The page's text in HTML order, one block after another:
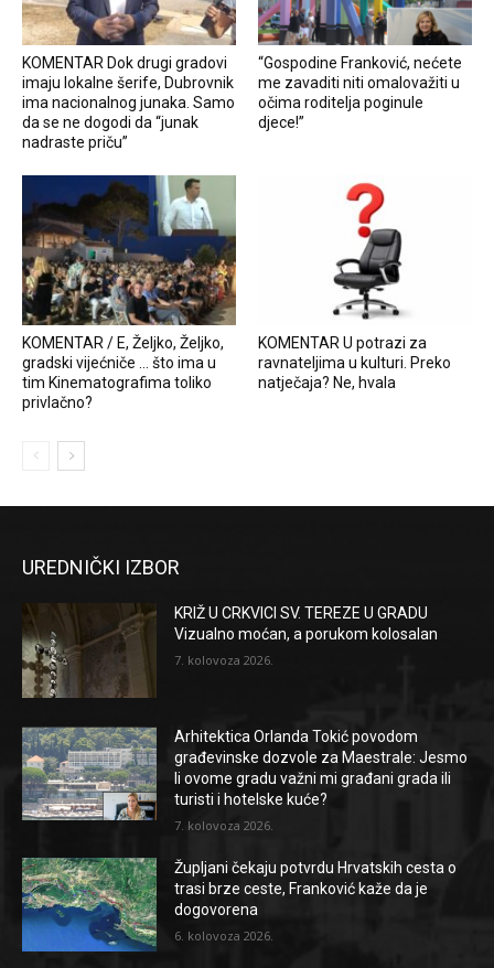
KOMENTAR Dok drugi gradovi
imaju lokalne šerife, Dubrovnik
ima nacionalnog junaka. Samo
da se ne dogodi da “junak
nadraste priču”
“Gospodine Franković, nećete
me zavaditi niti omalovažiti u
očima roditelja poginule
djece!”
KOMENTAR / E, Željko, Željko,
gradski vijećniče … što ima u
tim Kinematografima toliko
privlačno?
KOMENTAR U potrazi za
ravnateljima u kulturi. Preko
natječaja? Ne, hvala
UREDNIČKI IZBOR
KRIŽ U CRKVICI SV. TEREZE U GRADU
Vizualno moćan, a porukom kolosalan
7. kolovoza 2026.
Arhitektica Orlanda Tokić povodom
građevinske dozvole za Maestrale: Jesmo
li ovome gradu važni mi građani grada ili
turisti i hotelske kuće?
7. kolovoza 2026.
Župljani čekaju potvrdu Hrvatskih cesta o
trasi brze ceste, Franković kaže da je
dogovorena
6. kolovoza 2026.